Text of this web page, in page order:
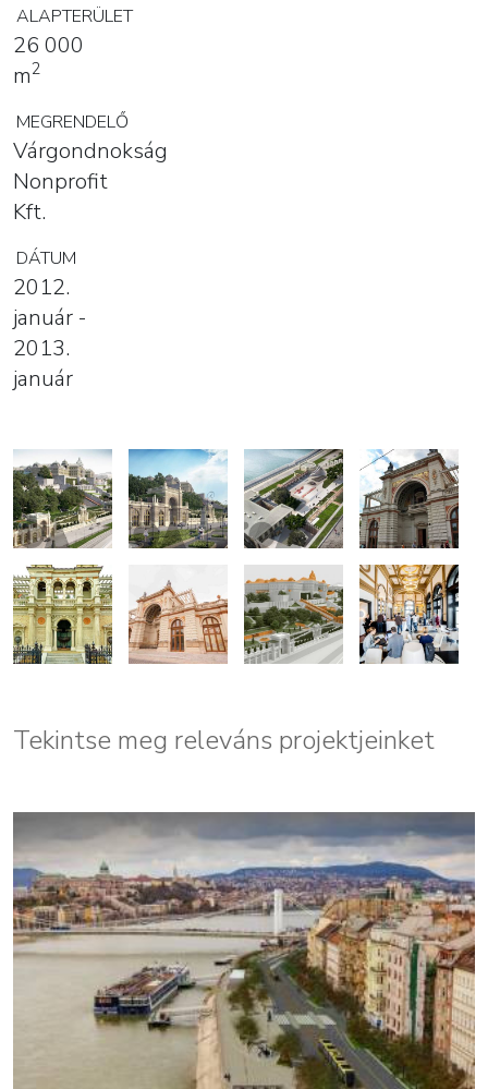
ALAPTERÜLET
26 000
m2
MEGRENDELŐ
Várgondnokság
Nonprofit
Kft.
DÁTUM
2012.
január -
2013.
január
Tekintse meg releváns projektjeinket